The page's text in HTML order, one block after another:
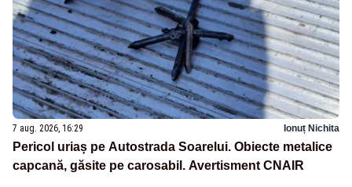
7 aug. 2026, 16:29 Ionuț Nichita
Pericol uriaș pe Autostrada Soarelui. Obiecte metalice
capcană, găsite pe carosabil. Avertisment CNAIR